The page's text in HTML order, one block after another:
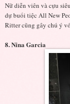
Nữ diễn viên và cựu
dự buổi tiệc All New
Ritter cũng gây chú ý
8. Nina Garcia